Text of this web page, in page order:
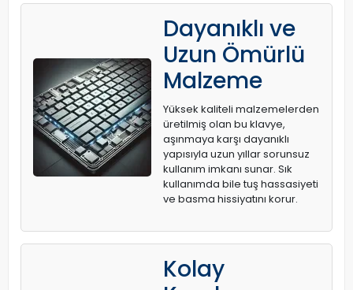
Dayanıklı ve
Uzun Ömürlü
Malzeme
Yüksek kaliteli malzemelerden
üretilmiş olan bu klavye,
aşınmaya karşı dayanıklı
yapısıyla uzun yıllar sorunsuz
kullanım imkanı sunar. Sık
kullanımda bile tuş hassasiyeti
ve basma hissiyatını korur.
Kolay